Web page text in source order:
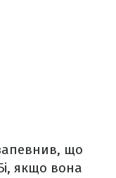
що
якщо вона